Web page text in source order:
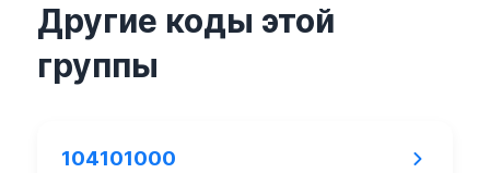
Другие коды этой
группы
104101000